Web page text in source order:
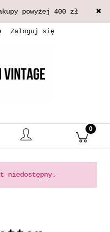
powyżej 400 zł
Zaloguj się
niedostępny.